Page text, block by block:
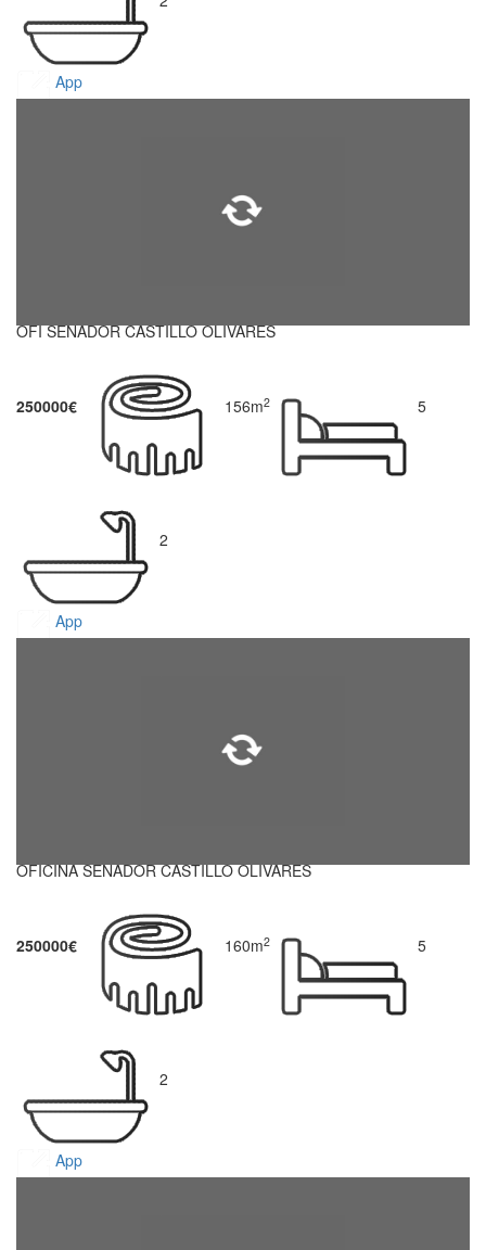
App
OFI SENADOR CASTILLO OLIVARES
250000€ 156m2 5
2
App
OFICINA SENADOR CASTILLO OLIVARES
250000€ 160m2 5
2
App